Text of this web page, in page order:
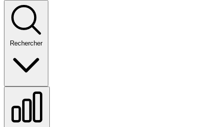
Rechercher